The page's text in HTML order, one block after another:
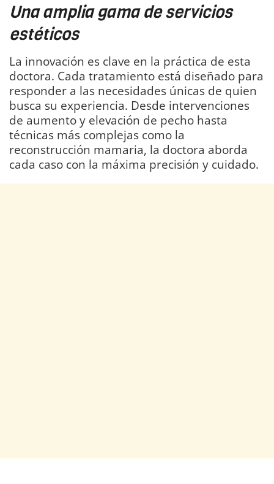
Una amplia gama de servicios
estéticos
La innovación es clave en la práctica de esta
doctora. Cada tratamiento está diseñado para
responder a las necesidades únicas de quien
busca su experiencia. Desde intervenciones
de aumento y elevación de pecho hasta
técnicas más complejas como la
reconstrucción mamaria, la doctora aborda
cada caso con la máxima precisión y cuidado.